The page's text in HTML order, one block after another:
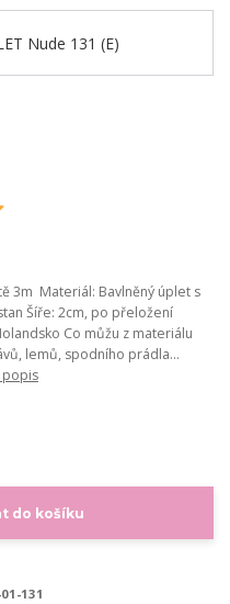
3m Materiál: Bavlněný úplet s
Šíře: 2cm, po přeložení
Co můžu z materiálu
lemů, spodního prádla...
popis
do košíku
131